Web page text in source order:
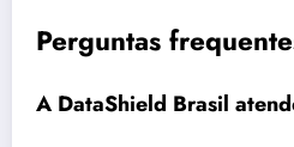
Perguntas
A DataShield Brasil